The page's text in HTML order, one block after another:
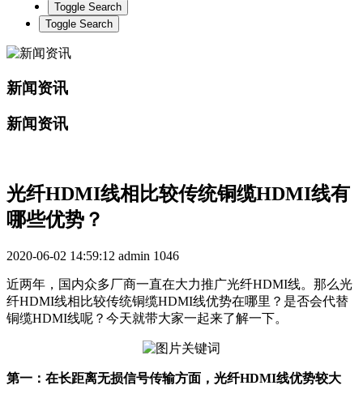
Toggle Search
Toggle Search
新闻资讯
新闻资讯
光纤HDMI线相比较传统铜缆HDMI线有
哪些优势？
2020-06-02 14:59:12 admin 1046
近两年，国内众多厂商一直在大力推广光纤HDMI线。那么光
纤HDMI线相比较传统铜缆HDMI线优势在哪里？是否会代替
铜缆HDMI线呢？今天就带大家一起来了解一下。
第一：在长距离无损信号传输方面，光纤HDMI线优势较大